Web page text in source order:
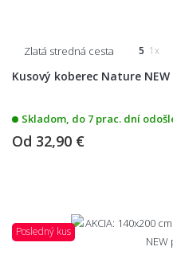
Zlatá stredná cesta 5 1x
Kusový koberec Nature
Skladom, do 7 prac. dní
Od 32,90 €
Posledný kus